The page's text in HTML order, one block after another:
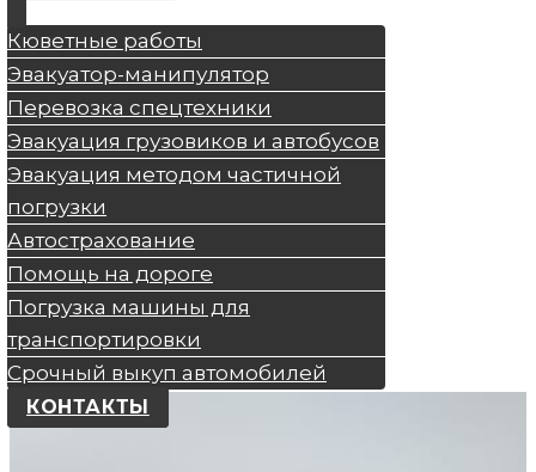
Кюветные работы
Эвакуатор-манипулятор
Перевозка спецтехники
Эвакуация грузовиков и автобусов
Эвакуация методом частичной
погрузки
Автострахование
Помощь на дороге
Погрузка машины для
транспортировки
Срочный выкуп автомобилей
КОНТАКТЫ